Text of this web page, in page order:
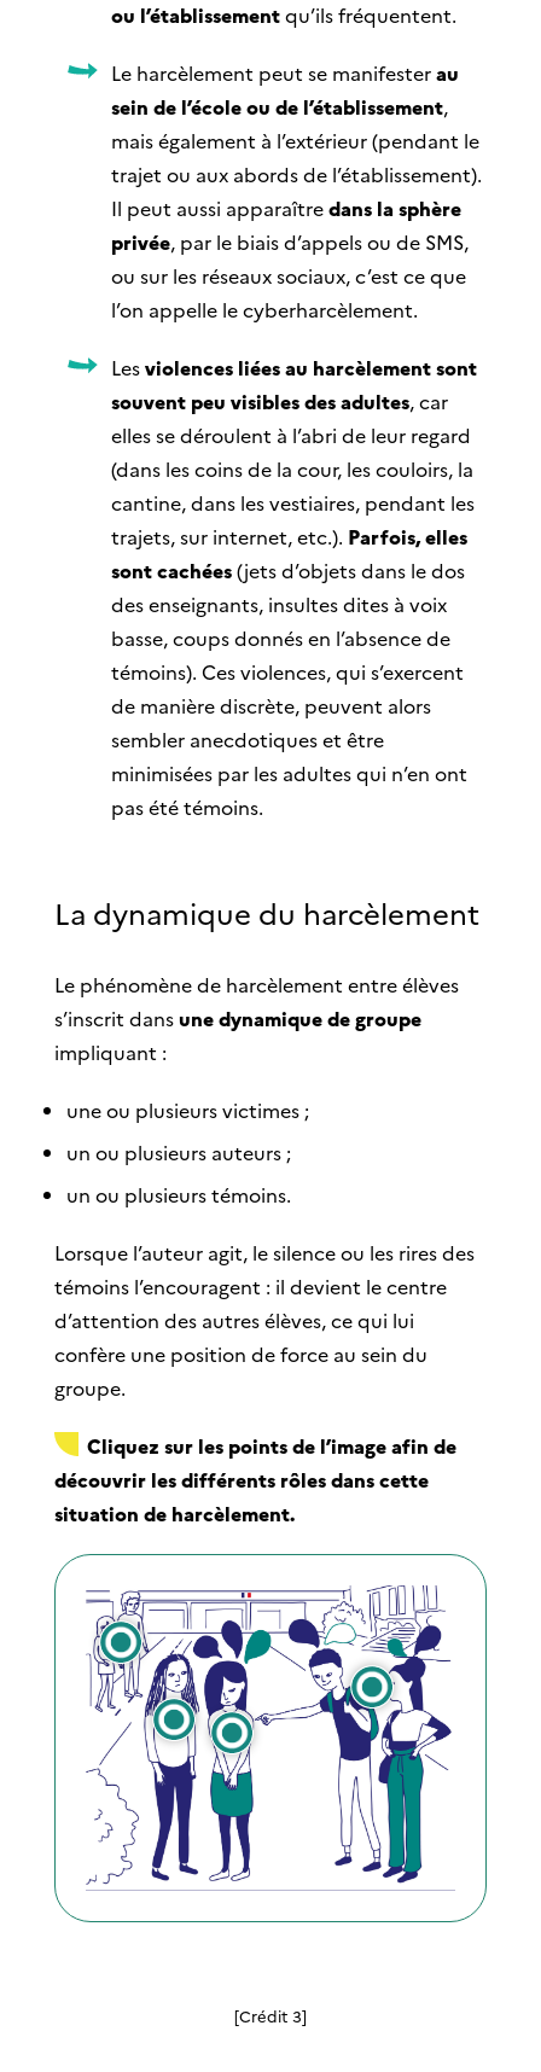
ou l’établissementqu’ils fréquentent.
Le harcèlement peut se manifesterau
sein de l’école ou de l’établissement,
mais également à l’extérieur (pendant le
trajet ou aux abords de l’établissement).
Il peut aussi apparaîtredans la sphère
privée, par le biais d’appels ou de SMS,
ou sur les réseaux sociaux, c’est ce que
l’on appelle le cyberharcèlement.
Lesviolences liées au harcèlement sont
souvent peu visibles des adultes, car
elles se déroulent à l’abri de leur regard
(dans les coins de la cour, les couloirs, la
cantine, dans les vestiaires, pendant les
trajets, sur internet, etc.). Parfois, elles
sont cachées(jets d’objets dans le dos
des enseignants, insultes dites à voix
basse, coups donnés en l’absence de
témoins). Ces violences, qui s’exercent
de manière discrète, peuvent alors
sembler anecdotiques et être
minimisées par les adultes qui n’en ont
pas été témoins.
La dynamique du harcèlement
Le phénomène de harcèlement entre élèves
s’inscrit dansune dynamique de groupe
impliquant :
une ou plusieurs victimes ;
un ou plusieurs auteurs ;
un ou plusieurs témoins.
Lorsque l’auteur agit, le silence ou les rires des
témoins l’encouragent : il devient le centre
d’attention des autres élèves, ce qui lui
confère une position de force au sein du
groupe.
Cliquez sur les points de l’image afin de
découvrir les différents rôles dans cette
situation de harcèlement.
[Crédit 3]